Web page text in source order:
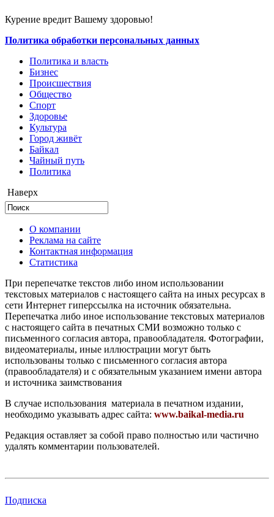
Курение вредит Вашему здоровью!
Политика обработки персональных данных
Политика и власть
Бизнес
Происшествия
Общество
Cпорт
Здоровье
Культура
Город живёт
Байкал
Чайный путь
Политика
Наверх
О компании
Реклама на сайте
Контактная информация
Статистика
При перепечатке текстов либо ином использовании
текстовых материалов с настоящего сайта на иных ресурсах в
сети Интернет гиперссылка на источник обязательна.
Перепечатка либо иное использование текстовых материалов
с настоящего сайта в печатных СМИ возможно только с
письменного согласия автора, правообладателя. Фотографии,
видеоматериалы, иные иллюстрации могут быть
использованы только с письменного согласия автора
(правообладателя) и с обязательным указанием имени автора
и источника заимствования
В случае использования материала в печатном издании,
необходимо указывать адрес сайта: www.baikal-media.ru
Редакция оставляет за собой право полностью или частично
удалять комментарии пользователей.
Подписка